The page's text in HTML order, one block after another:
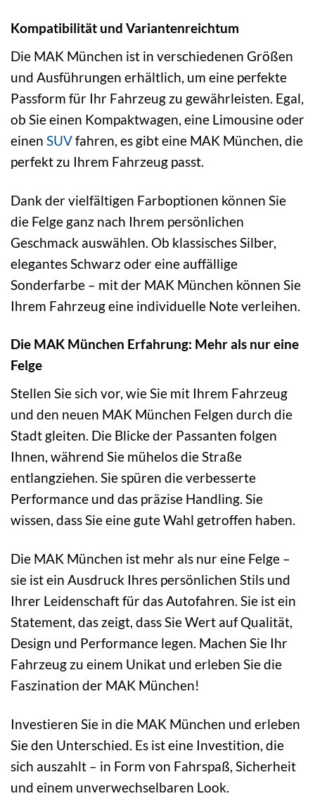
Kompatibilität und Variantenreichtum
Die MAK München ist in verschiedenen Größen
und Ausführungen erhältlich, um eine perfekte
Passform für Ihr Fahrzeug zu gewährleisten. Egal,
ob Sie einen Kompaktwagen, eine Limousine oder
einen SUVfahren, es gibt eine MAK München, die
perfekt zu Ihrem Fahrzeug passt.
Dank der vielfältigen Farboptionen können Sie
die Felge ganz nach Ihrem persönlichen
Geschmack auswählen. Ob klassisches Silber,
elegantes Schwarz oder eine auffällige
Sonderfarbe – mit der MAK München können Sie
Ihrem Fahrzeug eine individuelle Note verleihen.
Die MAK München Erfahrung: Mehr als nur eine
Felge
Stellen Sie sich vor, wie Sie mit Ihrem Fahrzeug
und den neuen MAK München Felgen durch die
Stadt gleiten. Die Blicke der Passanten folgen
Ihnen, während Sie mühelos die Straße
entlangziehen. Sie spüren die verbesserte
Performance und das präzise Handling. Sie
wissen, dass Sie eine gute Wahl getroffen haben.
Die MAK München ist mehr als nur eine Felge –
sie ist ein Ausdruck Ihres persönlichen Stils und
Ihrer Leidenschaft für das Autofahren. Sie ist ein
Statement, das zeigt, dass Sie Wert auf Qualität,
Design und Performance legen. Machen Sie Ihr
Fahrzeug zu einem Unikat und erleben Sie die
Faszination der MAK München!
Investieren Sie in die MAK München und erleben
Sie den Unterschied. Es ist eine Investition, die
sich auszahlt – in Form von Fahrspaß, Sicherheit
und einem unverwechselbaren Look.